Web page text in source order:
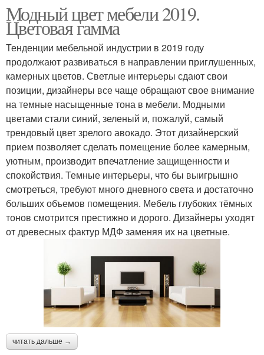
Модный цвет мебели 2019.
Цветовая гамма
Тенденции мебельной индустрии в 2019 году
продолжают развиваться в направлении приглушенных,
камерных цветов. Светлые интерьеры сдают свои
позиции, дизайнеры все чаще обращают свое внимание
на темные насыщенные тона в мебели. Модными
цветами стали синий, зеленый и, пожалуй, самый
трендовый цвет зрелого авокадо. Этот дизайнерский
прием позволяет сделать помещение более камерным,
уютным, производит впечатление защищенности и
спокойствия. Темные интерьеры, что бы выигрышно
смотреться, требуют много дневного света и достаточно
больших объемов помещения. Мебель глубоких тёмных
тонов смотрится престижно и дорого. Дизайнеры уходят
от древесных фактур МДФ заменяя их на цветные.
читать дальше →